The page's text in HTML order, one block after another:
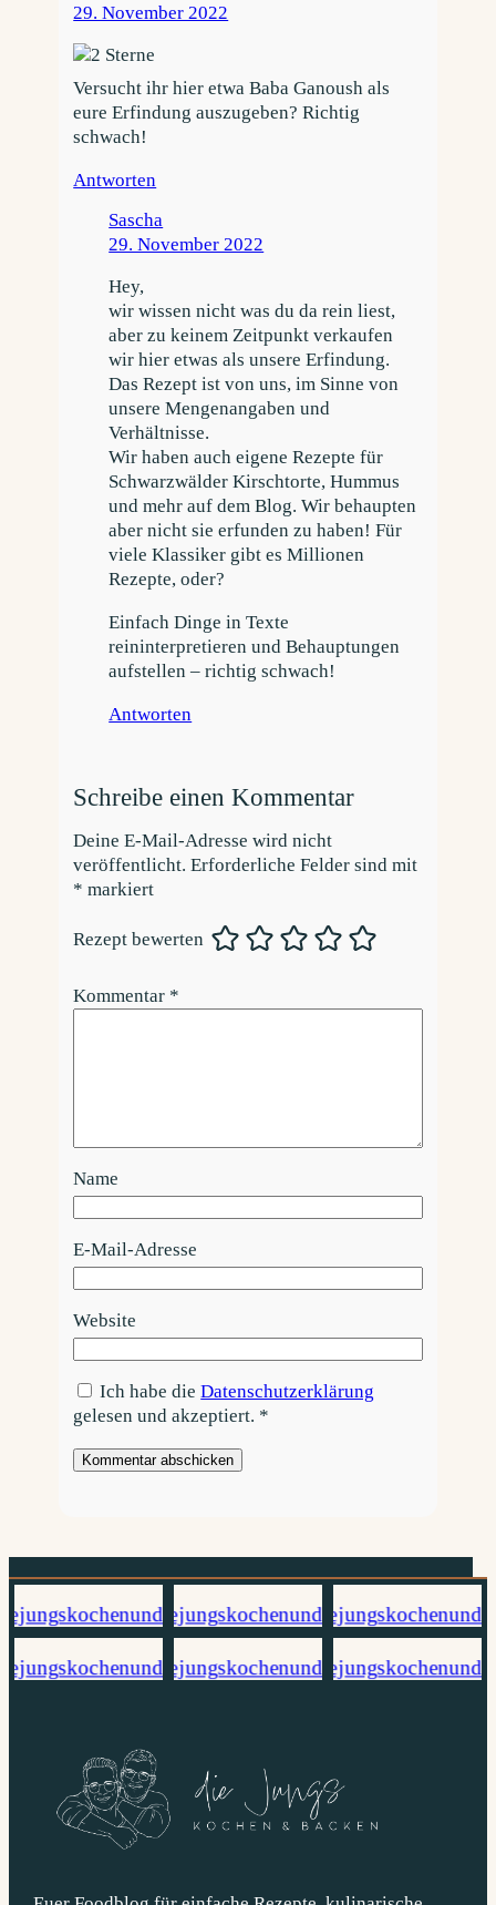
29. November 2022
Versucht ihr hier etwa Baba Ganoush als
eure Erfindung auszugeben? Richtig
schwach!
Antworten
Sascha
29. November 2022
Hey,
wir wissen nicht was du da rein liest,
aber zu keinem Zeitpunkt verkaufen
wir hier etwas als unsere Erfindung.
Das Rezept ist von uns, im Sinne von
unsere Mengenangaben und
Verhältnisse.
Wir haben auch eigene Rezepte für
Schwarzwälder Kirschtorte, Hummus
und mehr auf dem Blog. Wir behaupten
aber nicht sie erfunden zu haben! Für
viele Klassiker gibt es Millionen
Rezepte, oder?
Einfach Dinge in Texte
reininterpretieren und Behauptungen
aufstellen – richtig schwach!
Antworten
Schreibe einen Kommentar
Deine E-Mail-Adresse wird nicht
veröffentlicht. Erforderliche Felder sind mit
* markiert
Rezept bewerten
Kommentar *
Name
E-Mail-Adresse
Website
Ich habe dieDatenschutzerklärung
gelesen und akzeptiert. *